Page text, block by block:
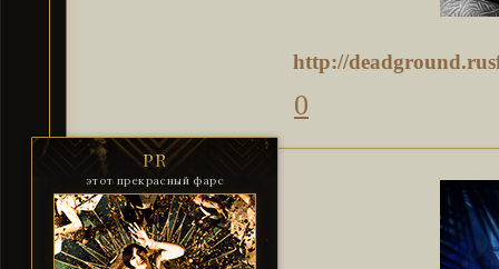
http://
0
PR
этот прекрасный фарс